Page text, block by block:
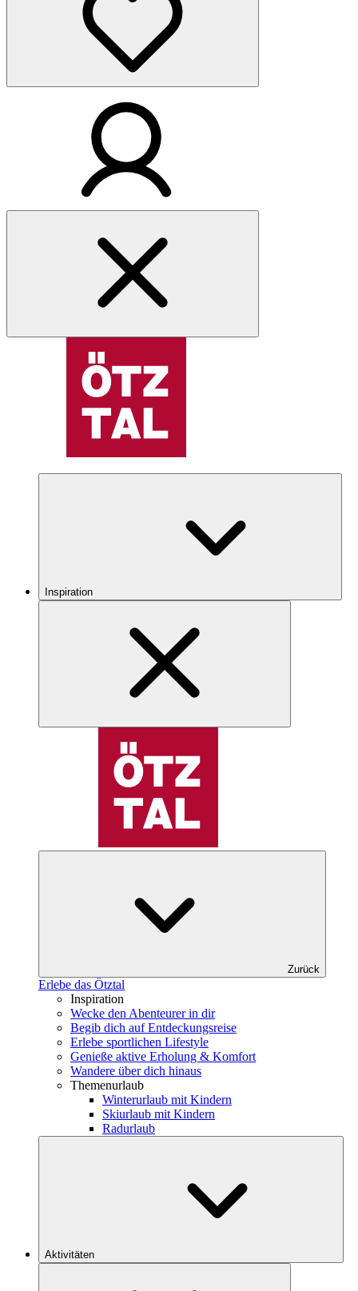
Inspiration
Zurück
Erlebe das Ötztal
Inspiration
Wecke den Abenteurer in dir
Begib dich auf Entdeckungsreise
Erlebe sportlichen Lifestyle
Genieße aktive Erholung & Komfort
Wandere über dich hinaus
Themenurlaub
Winterurlaub mit Kindern
Skiurlaub mit Kindern
Radurlaub
Aktivitäten